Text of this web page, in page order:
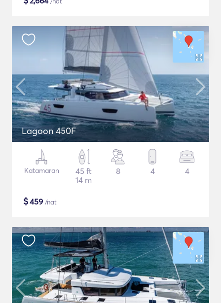
Lagoon 450F
Katamaran
45 ft
14 m
8 4 4
$459 /nat